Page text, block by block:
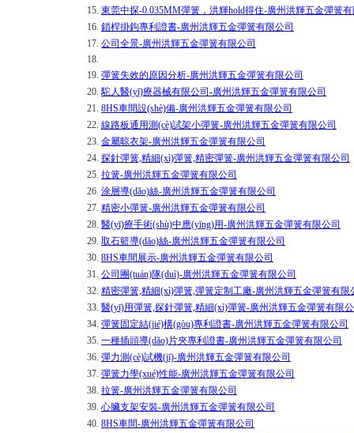
15. 東莞中探-0.035MM彈簧，洪輝hold得住-廣州洪輝五金彈簧
16. 鎖桿掛鉤專利證書-廣州洪輝五金彈簧有限公司
17. 公司全景-廣州洪輝五金彈簧有限公司
18.
19. 彈簧失效的原因分析-廣州洪輝五金彈簧有限公司
20.駝人醫(yī)療器械有限公司-廣州洪輝五金彈簧有限公司
21. 8HS車間設(shè)備-廣州洪輝五金彈簧有限公司
22. 線路板通用測(cè)試架小彈簧-廣州洪輝五金彈簧有限公司
23. 金屬晾衣架-廣州洪輝五金彈簧有限公司
24. 探針彈簧,精細(xì)彈簧,精密彈簧-廣州洪輝五金彈簧有限公司
25. 拉簧-廣州洪輝五金彈簧有限公司
26. 涂層導(dǎo)絲-廣州洪輝五金彈簧有限公司
27. 精密小彈簧-廣州洪輝五金彈簧有限公司
28. 醫(yī)療手術(shù)中應(yīng)用-廣州洪輝五金彈簧有限公司
29. 取石籃導(dǎo)絲-廣州洪輝五金彈簧有限公司
30. 8HS車間展示-廣州洪輝五金彈簧有限公司
31. 公司團(tuán)隊(duì)-廣州洪輝五金彈簧有限公司
32. 精密彈簧,精細(xì)彈簧,彈簧定制工廠-廣州洪輝五金彈簧有限
33. 醫(yī)用彈簧,探針彈簧,精細(xì)彈簧-廣州洪輝五金彈簧有限
34. 彈簧固定結(jié)構(gòu)專利證書-廣州洪輝五金彈簧有限公司
35. 一種插頭導(dǎo)片夾專利證書-廣州洪輝五金彈簧有限公司
36. 彈力測(cè)試機(jī)-廣州洪輝五金彈簧有限公司
37. 彈簧力學(xué)性能-廣州洪輝五金彈簧有限公司
38. 拉簧-廣州洪輝五金彈簧有限公司
39. 心臟支架安裝-廣州洪輝五金彈簧有限公司
40. 8HS車間-廣州洪輝五金彈簧有限公司